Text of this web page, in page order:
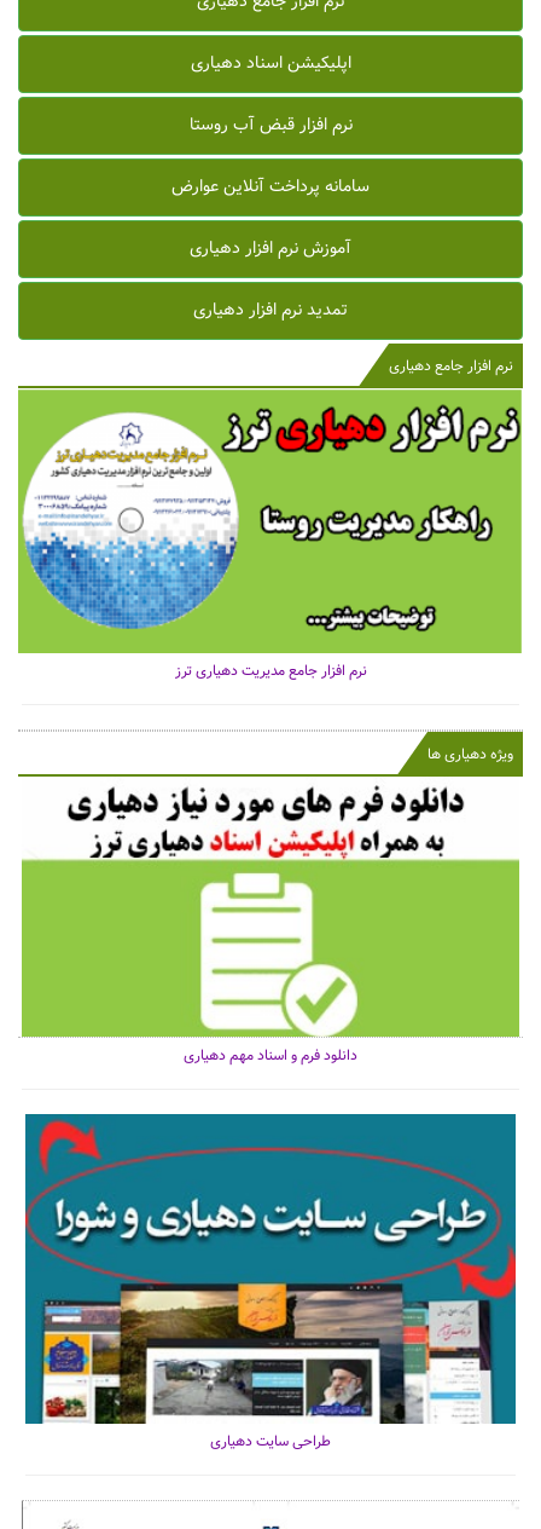
اپلیکیشن اسناد دهیاری
نرم افزار قبض آب روستا
سامانه پرداخت آنلاین عوارض
آموزش نرم افزار دهیاری
تمدید نرم افزار دهیاری
نرم افزار جامع دهیاری
نرم افزار جامع مدیریت دهیاری ترز
ویژه دهیاری ها
دانلود فرم و اسناد مهم دهیاری
طراحی سایت دهیاری